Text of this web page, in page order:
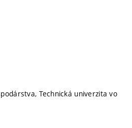
Technická univerzita vo